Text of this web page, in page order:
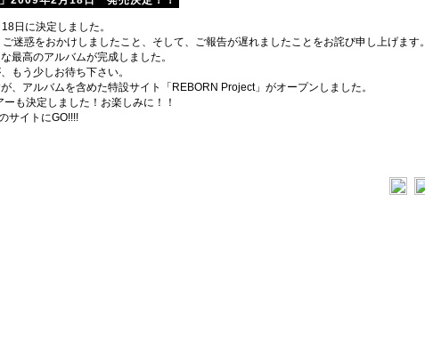
日に決定しました。
迷惑をおかけしましたこと、そして、ご報告が遅れましたことをお詫び申し上げます。
最高のアルバムが完成しました。
もう少しお待ち下さい。
、アルバムを含めた特設サイト「REBORN Project」がオープンしました。
も決定しました！お楽しみに！！
サイトにGO!!!!